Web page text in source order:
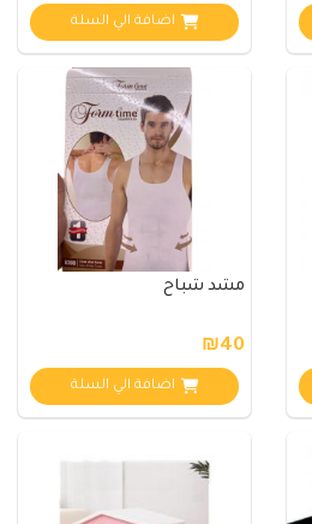
اضافة الي السلة
مشد شباح
₪40
اضافة الي السلة